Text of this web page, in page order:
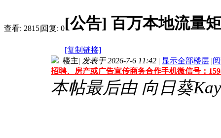
查看: 2815|回复: 0[公告] 百万本地流量
[复制链接]
楼主| 发表于 2026-7-6 11:42 | 显示全部楼层 |
招聘、房产或广告宣传商务合作手机微信号：
本帖最后由 向日葵